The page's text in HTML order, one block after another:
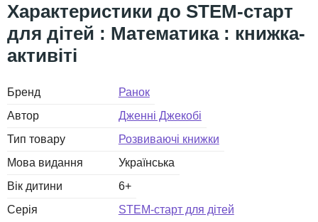
STEM-старт
для дітей : Математика : книжка-
активіті
Бренд
Ранок
Автор
Дженні Джекобі
Тип товару
Розвиваючі книжки
Мова видання
Українська
Вік дитини
6+
Серія
STEM-старт для дітей